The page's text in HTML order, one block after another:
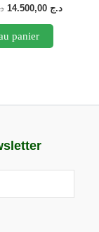
Le
initial
était :
د.جLe
panier